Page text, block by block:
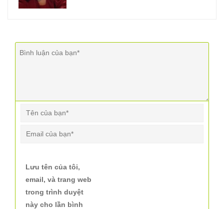
Lưu tên của tôi,
email, và trang web
trong trình duyệt
này cho lần bình